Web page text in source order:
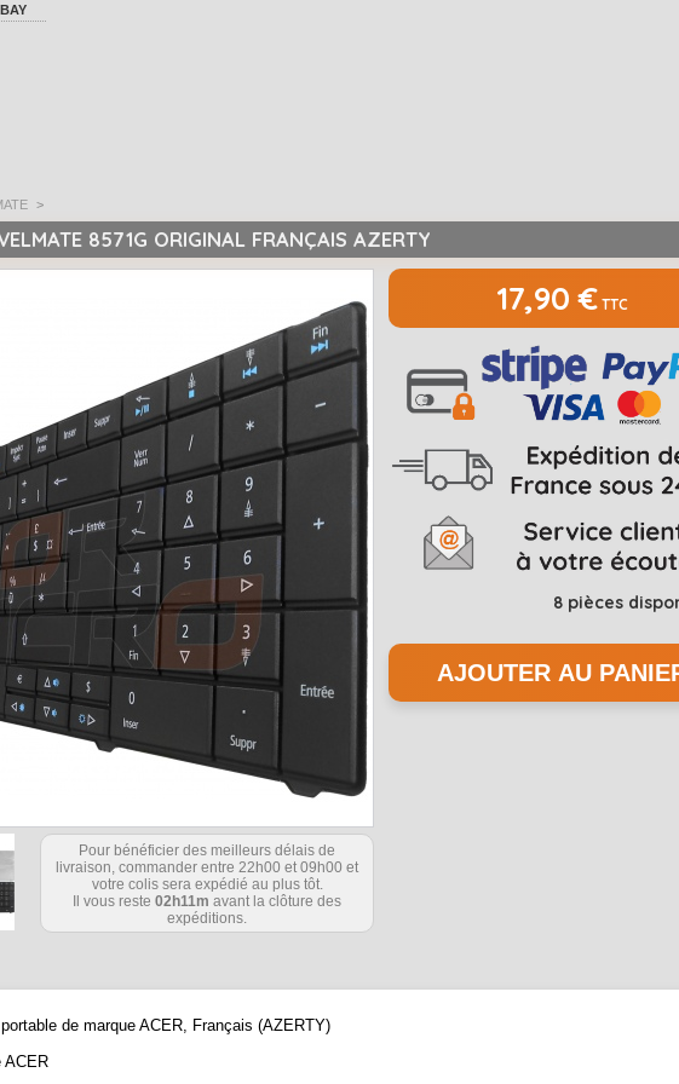
>
8571G ORIGINAL FRANÇAIS AZERTY
Pour bénéficier des meilleurs délais de
livraison, commander entre 22h00 et 09h00 et
votre colis sera expédié au plus tôt.
Il vous reste 02h11m avant la clôture des
expéditions.
17,90 €TTC
8 pièces
de marque ACER, Français (AZERTY)
ACER